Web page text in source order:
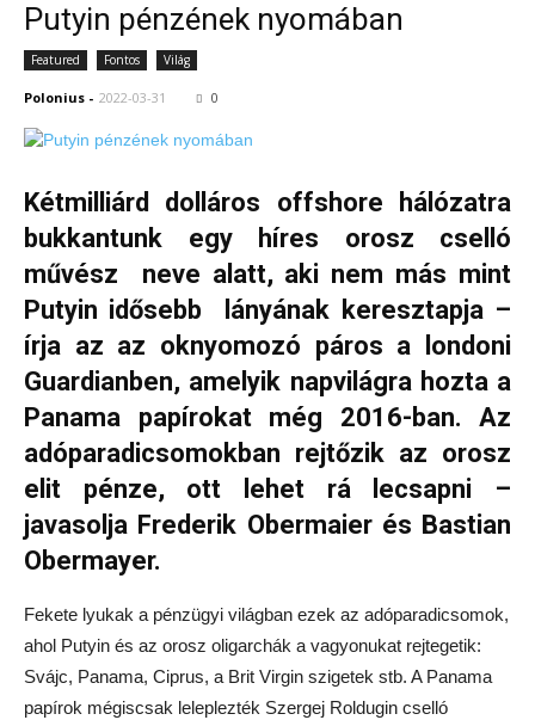
Putyin pénzének nyomában
Featured Fontos Világ
Polonius - 2022-03-31 0
Kétmilliárd dolláros offshore hálózatra
bukkantunk egy híres orosz cselló
művész neve alatt, aki nem más mint
Putyin idősebb lányának keresztapja –
írja az az oknyomozó páros a londoni
Guardianben, amelyik napvilágra hozta a
Panama papírokat még 2016-ban. Az
adóparadicsomokban rejtőzik az orosz
elit pénze, ott lehet rá lecsapni –
javasolja Frederik Obermaier és Bastian
Obermayer.
Fekete lyukak a pénzügyi világban ezek az adóparadicsomok,
ahol Putyin és az orosz oligarchák a vagyonukat rejtegetik:
Svájc, Panama, Ciprus, a Brit Virgin szigetek stb. A Panama
papírok mégiscsak leleplezték Szergej Roldugin cselló